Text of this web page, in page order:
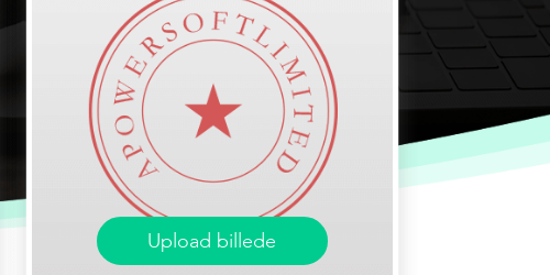
Upload billede